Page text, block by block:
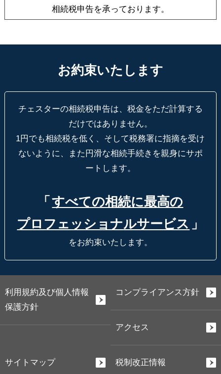
相続税申告を承っております。
お約束いたします
チェスターの相続税申告は、税金をただ計算する
だけではありません。
1円でも相続税を低く、そして税務署に指摘を受け
ないように、
また円滑な相続手続きを親身にサポ
ートします。
「 すべての相続に最高の
プロフェッショナルサービス 」
をお約束いたします。
利用規約及び個人情報
保護方針
コンプライアンス方針
アクセス
サイトマップ 税制改正情報